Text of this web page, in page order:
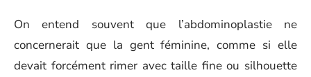
On entend souvent que l’abdominoplastie ne
concernerait que la gent féminine, comme si elle
devait forcément rimer avec taille fine ou silhouette